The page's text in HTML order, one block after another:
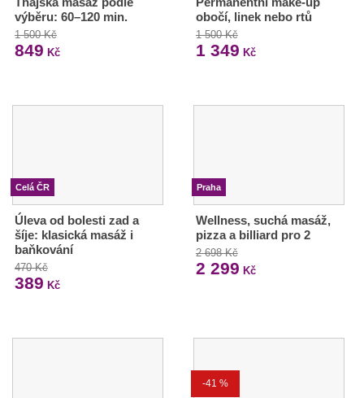
výběru: 60–120 min.
1 500 Kč
849 Kč
obočí, linek nebo rtů
1 500 Kč
1 349 Kč
Celá ČR
Úleva od bolesti zad a
šíje: klasická masáž i
baňkování
470 Kč
389 Kč
Praha
Wellness, suchá masáž,
pizza a billiard pro 2
2 698 Kč
2 299 Kč
-41 %